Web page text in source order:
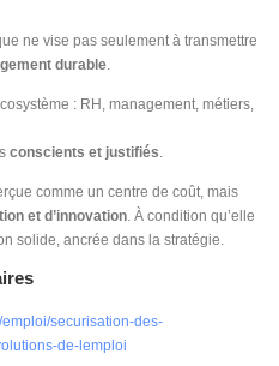
ne vise pas seulement à transmettre
durable.
: RH, management, métiers,
conscients et justifiés.
comme un centre de coût, mais
et d’innovation. À condition qu’elle
solide, ancrée dans la stratégie.
securisation-des-
de-lemploi